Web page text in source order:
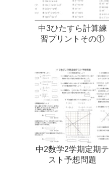
中3ひたすら計算練
習プリントその①
中2数学2学期定期テ
スト予想問題